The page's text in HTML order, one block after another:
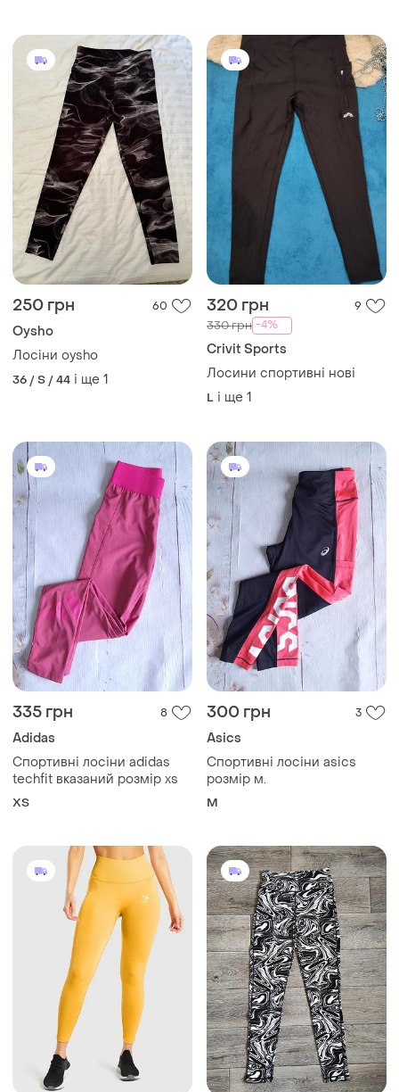
250 грн 60
Oysho
Лосiни oysho
36 / S / 44 і ще 1
320 грн 9
330 грн -4%
Crivit Sports
Лосини спортивні нові
L і ще 1
335 грн 8
Adidas
Спортивні лосіни adidas
techfit вказаний розмір xs
ХS
300 грн 3
Asics
Спортивні лосіни asics
розмір м.
M